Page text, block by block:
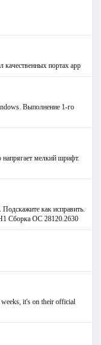
портах app
Выполнение 1-го
мелкий шрифт.
как исправить.
Сборка ОС 28120.2630
it's on their official